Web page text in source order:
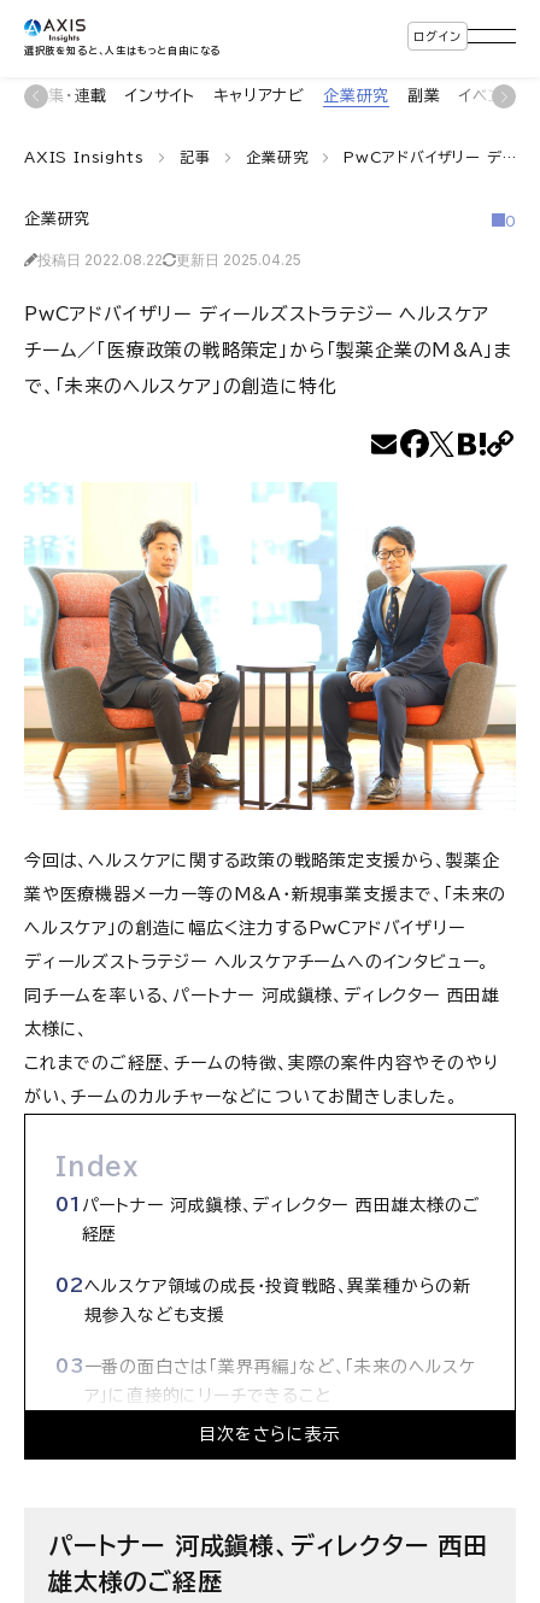
選択肢を知ると、人生はもっと自由になる
ログイン
特集・連載 インサイト キャリアナビ 企業研究 副業 イベント
AXIS Insights 記事 企業研究 PwCアドバイザリー ディールズストラテジー ヘルスケアチーム／「医療政策の戦略策定」から「製薬企業のM&A」まで、「未来のヘルスケア」の創造に特化
企業研究
投稿日 2022.08.22 更新日 2025.04.25
0
PwCアドバイザリー ディールズストラテジー ヘルスケア
チーム／「医療政策の戦略策定」から「製薬企業のM&A」ま
で、「未来のヘルスケア」の創造に特化
今回は、ヘルスケアに関する政策の戦略策定支援から、製薬企
業や医療機器メーカー等のM&A・新規事業支援まで、「未来の
ヘルスケア」の創造に幅広く注力するPwCアドバイザリー
ディールズストラテジー ヘルスケアチームへのインタビュー。
同チームを率いる、パートナー 河成鎭様、ディレクター 西田雄
太様に、
これまでのご経歴、チームの特徴、実際の案件内容やそのやり
がい、チームのカルチャーなどについてお聞きしました。
Index
目次をさらに表示
パートナー 河成鎭様、ディレクター 西田雄太様のご
経歴
ヘルスケア領域の成長・投資戦略、異業種からの新
規参入なども支援
一番の面白さは「業界再編」など、「未来のヘルスケ
ア」に直接的にリーチできること
「未来が定まっていない業界を変えていく」という
ふれたチーム
パートナー 河成鎭様、ディレクター 西田
雄太様のご経歴